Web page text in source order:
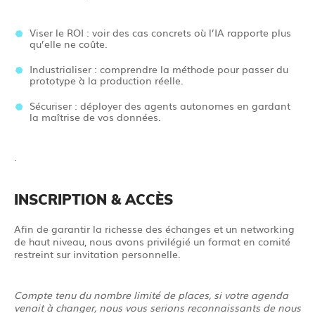
Viser le ROI : voir des cas concrets où l’IA rapporte plus
qu’elle ne coûte.
Industrialiser : comprendre la méthode pour passer du
prototype à la production réelle.
Sécuriser : déployer des agents autonomes en gardant
la maîtrise de vos données.
.
INSCRIPTION & ACCÈS
Afin de garantir la richesse des échanges et un networking
de haut niveau, nous avons privilégié un format en comité
restreint sur invitation personnelle.
Compte tenu du nombre limité de places, si votre agenda
venait à changer, nous vous serions reconnaissants de nous